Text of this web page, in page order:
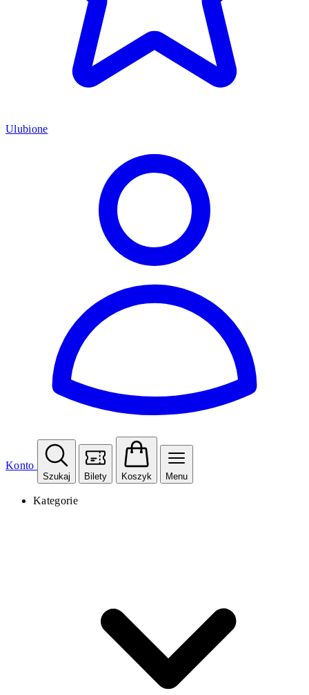
Ulubione
Konto
Szukaj Bilety Koszyk Menu
Kategorie